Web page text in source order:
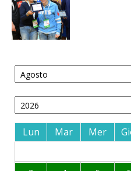
Lun Mar Mer